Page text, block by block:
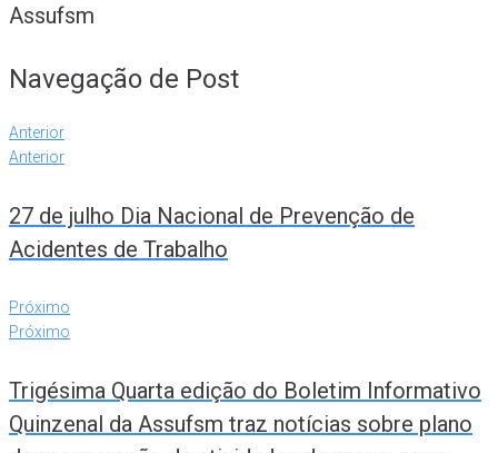
Assufsm
Navegação de Post
Anterior
Anterior
27 de julho Dia Nacional de Prevenção de
Acidentes de Trabalho
Próximo
Próximo
Trigésima Quarta edição do Boletim Informativo
Quinzenal da Assufsm traz notícias sobre plano